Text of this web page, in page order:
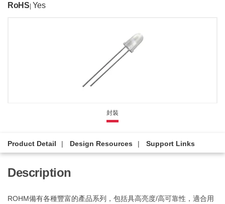
RoHS Yes
封裝
Product Detail Design Resources Support Links
Description
ROHM備有各種豐富的產品系列，包括具高亮度/高可靠性，適合用